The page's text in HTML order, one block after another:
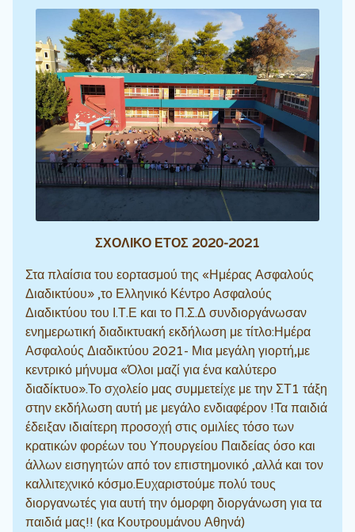
ΣΧΟΛΙΚΟ ΕΤΟΣ 2020-2021
Στα πλαίσια του εορτασμού της «Ημέρας Ασφαλούς
Διαδικτύου» ,το Ελληνικό Κέντρο Ασφαλούς
Διαδικτύου του Ι.Τ.Ε και το Π.Σ.Δ συνδιοργάνωσαν
ενημερωτική διαδικτυακή εκδήλωση με τίτλο:Ημέρα
Ασφαλούς Διαδικτύου 2021- Μια μεγάλη γιορτή,με
κεντρικό μήνυμα «Όλοι μαζί για ένα καλύτερο
διαδίκτυο».Το σχολείο μας συμμετείχε με την ΣΤ1 τάξη
στην εκδήλωση αυτή με μεγάλο ενδιαφέρον !Τα παιδιά
έδειξαν ιδιαίτερη προσοχή στις ομιλίες τόσο των
κρατικών φορέων του Υπουργείου Παιδείας όσο και
άλλων εισηγητών από τον επιστημονικό ,αλλά και τον
καλλιτεχνικό κόσμο.Ευχαριστούμε πολύ τους
διοργανωτές για αυτή την όμορφη διοργάνωση για τα
παιδιά μας!! (κα Κουτρουμάνου Αθηνά)